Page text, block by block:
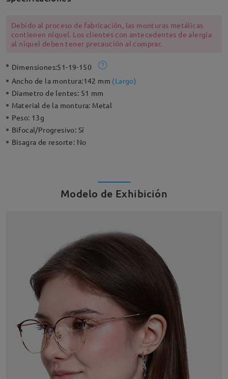
Debido al proceso de fabricación, las monturas metálicas
contienen níquel. Los clientes con antecedentes de alergia
al níquel deben tener precaución al comprar.
Dimensiones:51-19-150
Ancho de la montura:142 mm (Largo)
Diametro de lentes: 51 mm
Material de la montura: Metal
Peso: 13g
Bifocal/Progresivo: Sí
Bisagra de resorte: No
Modelo de Exhibición